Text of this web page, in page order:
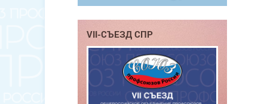
VII-СЪЕЗД СПР